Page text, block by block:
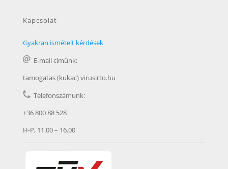
Kapcsolat
Gyakran ismételt kérdések
E-mail címünk:
tamogatas (kukac) virusirto.hu
Telefonszámunk:
+36 800 88 528
H-P, 11.00 – 16.00